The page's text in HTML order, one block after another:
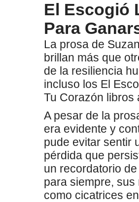
El Escogió
Para
La prosa de
brillan más que
de la resiliencia
incluso los El
Tu Corazón libros
A pesar de la
era evidente y
pude evitar sentir
pérdida que
un recordatorio
para siempre,
como cicatrices